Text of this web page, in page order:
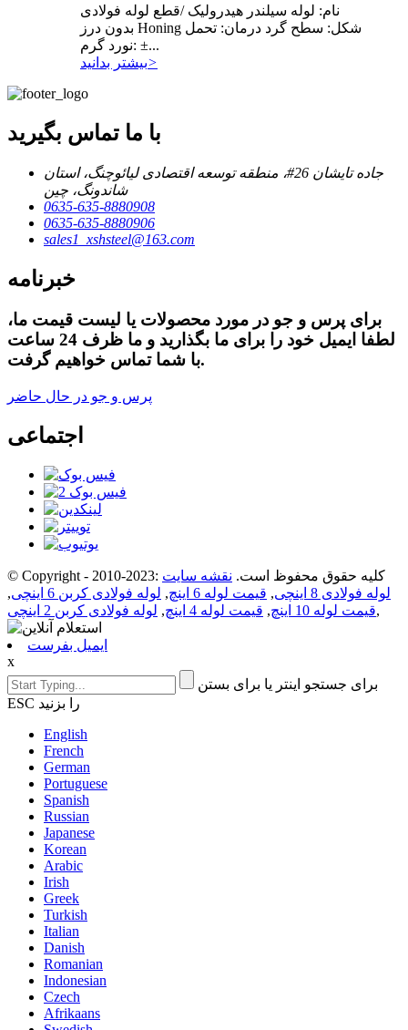
نام: لوله سیلندر هیدرولیک /قطع لوله فولادی
بدون درز Honing شکل: سطح گرد درمان: تحمل
نورد گرم: ±...
بیشتر بدانید>
با ما تماس بگیرید
جاده تایشان 26#، منطقه توسعه اقتصادی لیائوچنگ، استان
شاندونگ، چین
0635-635-8880908
0635-635-8880906
sales1_xshsteel@163.com
خبرنامه
برای پرس و جو در مورد محصولات یا لیست قیمت ما،
لطفا ایمیل خود را برای ما بگذارید و ما ظرف 24 ساعت
با شما تماس خواهیم گرفت.
پرس و جو در حال حاضر
اجتماعی
© Copyright - 2010-2023: کلیه حقوق محفوظ است. نقشه سایت
لوله فولادی 8 اینچی
, قیمت لوله 6 اینچ , لوله فولادی کربن 6 اینچی
,
قیمت لوله 10 اینچ
, قیمت لوله 4 اینچ , لوله فولادی کربن 2 اینچی ,
ایمیل بفرست
x
برای جستجو اینتر یا برای بستن
ESC را بزنید
English
French
German
Portuguese
Spanish
Russian
Japanese
Korean
Arabic
Irish
Greek
Turkish
Italian
Danish
Romanian
Indonesian
Czech
Afrikaans